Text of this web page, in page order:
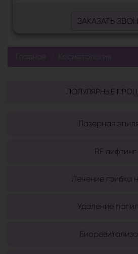
ЗАКАЗАТЬ
Главная
ПОПУЛЯРНЫЕ
Лазерная
RF лифтинг
Лечение грибка
Удаление